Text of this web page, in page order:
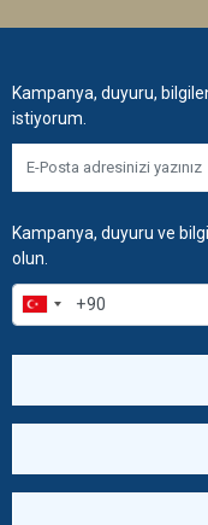
Kampanya, duyuru,
istiyorum.
Kampanya, duyuru ve
olun.